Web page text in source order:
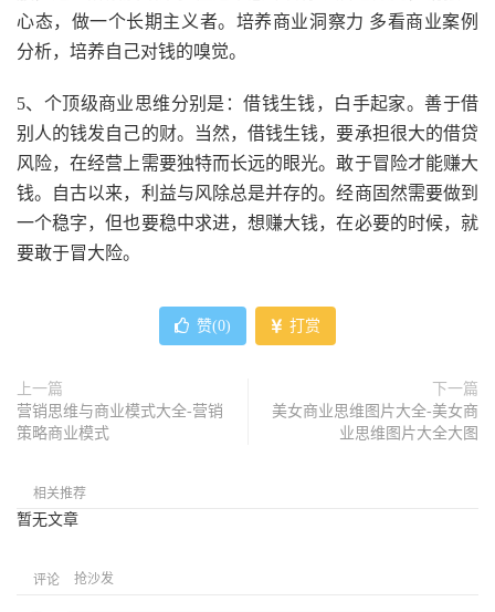
心态，做一个长期主义者。培养商业洞察力 多看商业案例
分析，培养自己对钱的嗅觉。
5、个顶级商业思维分别是：借钱生钱，白手起家。善于借
别人的钱发自己的财。当然，借钱生钱，要承担很大的借贷
风险，在经营上需要独特而长远的眼光。敢于冒险才能赚大
钱。自古以来，利益与风除总是并存的。经商固然需要做到
一个稳字，但也要稳中求进，想赚大钱，在必要的时候，就
要敢于冒大险。
赞(0) 打赏
上一篇
营销思维与商业模式大全-营销
策略商业模式
下一篇
美女商业思维图片大全-美女商
业思维图片大全大图
相关推荐
暂无文章
评论 抢沙发